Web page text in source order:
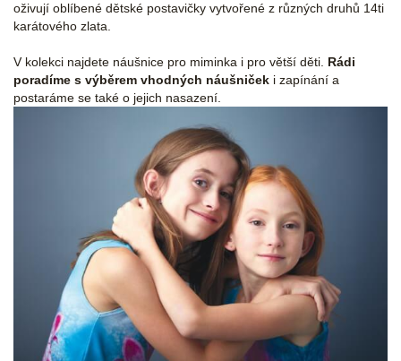
oživují oblíbené dětské postavičky vytvořené z různých druhů 14ti
karátového zlata.
V kolekci najdete náušnice pro miminka i pro větší děti. Rádi
poradíme s výběrem vhodných náušniček i zapínání a
postaráme se také o jejich nasazení.